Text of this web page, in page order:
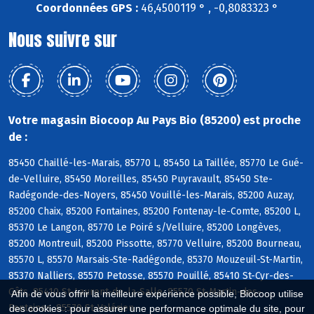
Afin de vous offrir la meilleure expérience possible, Biocoop utilise
des cookies : pour assurer une performance optimale du site, pour
Coordonnées GPS : 46,4500119 ° , -0,8083323 °
Nous suivre sur
Votre magasin Biocoop Au Pays Bio (85200) est proche
de :
85450 Chaillé-les-Marais, 85770 L, 85450 La Taillée, 85770 Le Gué-
de-Velluire, 85450 Moreilles, 85450 Puyravault, 85450 Ste-
Radégonde-des-Noyers, 85450 Vouillé-les-Marais, 85200 Auzay,
85200 Chaix, 85200 Fontaines, 85200 Fontenay-le-Comte, 85200 L,
85370 Le Langon, 85770 Le Poiré s/Velluire, 85200 Longèves,
85200 Montreuil, 85200 Pissotte, 85770 Velluire, 85200 Bourneau,
85570 L, 85570 Marsais-Ste-Radégonde, 85370 Mouzeuil-St-Martin,
85370 Nalliers, 85570 Petosse, 85570 Pouillé, 85410 St-Cyr-des-
Gâts, 85410 St-Laurent-de-la-Salle, 85570 St-Martin-des-
Fontaines, 85570 St-Valérien